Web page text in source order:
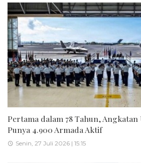
Pertama dalam 78 Tahun, Angkatan
Punya 4.900 Armada Aktif
Senin, 27 Juli 2026 | 15:15